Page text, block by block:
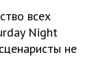
всех
Night
не